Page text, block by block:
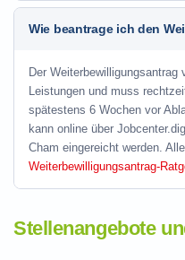
Wie beantrage ich den
Der Weiterbewilligungsantrag
Leistungen und muss
spätestens 6 Wochen vor
kann online über
Cham eingereicht werden.
Weiterbewilligungsantrag-
Stellenangebote